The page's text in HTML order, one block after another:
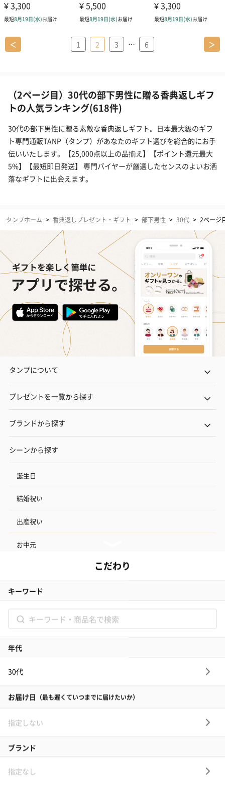
＜ 1 2 3 … 6 ＞
（2ページ目）30代の部下男性に贈る香典返しギフ
トの人気ランキング(618件)
30代の部下男性に贈る素敵な香典返しギフト。日本最大級のギフ
ト専門通販TANP（タンプ）があなたのギフト選びを総合的にお手
伝いいたします。【25,000点以上の品揃え】【ポイント還元最大
5%】【最短即日発送】 専門バイヤーが厳選したセンスのよいお洒
落なギフトに出会えます。
タンプホーム > 香典返しプレゼント・ギフト > 部下男性 > 30代 > 2ページ
タンプについて
プレゼントを一覧から探す
ブランドから探す
シーンから探す
誕生日
結婚祝い
出産祝い
お中元
結婚記念日
結婚内祝い
出産内祝い